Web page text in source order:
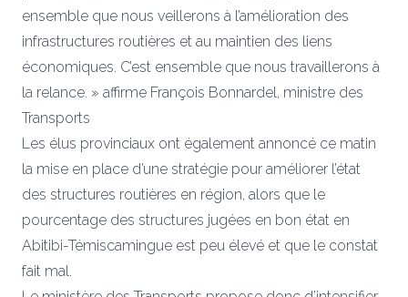
ensemble que nous veillerons à l’amélioration des
infrastructures routières et au maintien des liens
économiques. C’est ensemble que nous travaillerons à
la relance. » affirme François Bonnardel, ministre des
Transports
Les élus provinciaux ont également annoncé ce matin
la mise en place d’une stratégie pour améliorer l’état
des structures routières en région, alors que le
pourcentage des structures jugées en bon état en
Abitibi-Témiscamingue est peu élevé et que le constat
fait mal.